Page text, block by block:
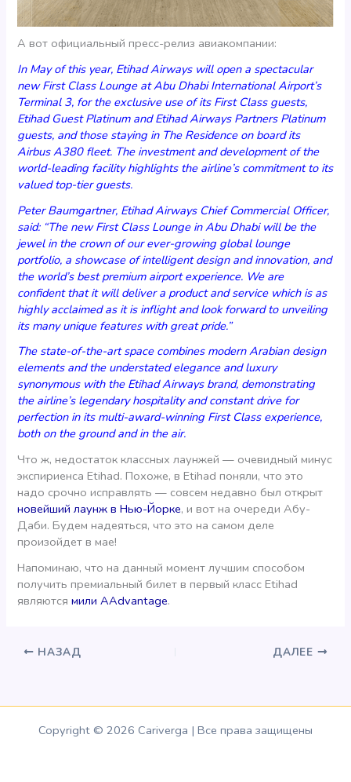
А вот официальный пресс-релиз авиакомпании:
In May of this year, Etihad Airways will open a spectacular
new First Class Lounge at Abu Dhabi International Airport’s
Terminal 3, for the exclusive use of its First Class guests,
Etihad Guest Platinum and Etihad Airways Partners Platinum
guests, and those staying in The Residence on board its
Airbus A380 fleet‎. The investment and development of the
world-leading facility highlights the airline’s commitment to its
valued top-tier guests.
Peter Baumgartner, Etihad Airways Chief Commercial Officer,
said: “The new First Class Lounge in Abu Dhabi will be the
jewel in the crown of our ever-growing global lounge
portfolio, a showcase of intelligent design and innovation,‎ and
the world’s best premium airport experience. We are
confident that it will deliver a product and service which is as
highly acclaimed as it is inflight and look forward to unveiling
its many unique features with great pride.”
The state-of-the-art space combines modern Arabian design
elements and the understated elegance and luxury
synonymous with the Etihad Airways brand, demonstrating
the airline’s legendary hospitality and constant drive for
perfection in its multi-award-winning First Class experience,
both on the ground and in the air.
Что ж, недостаток классных лаунжей — очевидный минус
экспириенса Etihad. Похоже, в Etihad поняли, что это
надо срочно исправлять — совсем недавно был открыт
новейший лаунж в Нью-Йорке, и вот на очереди Абу-
Даби. Будем надеяться, что это на самом деле
произойдет в мае!
Напоминаю, что на данный момент лучшим способом
получить премиальный билет в первый класс Etihad
являютсямили AAdvantage.
НАЗАД ДАЛЕЕ
Copyright © 2026 Cariverga | Все права защищены